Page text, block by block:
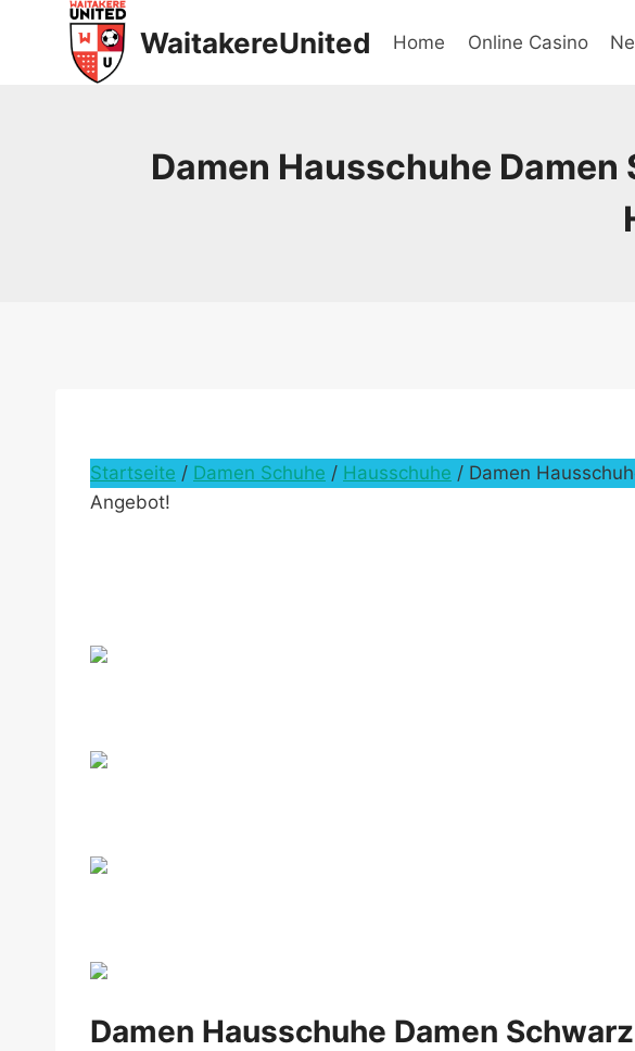
WaitakereUnited Home Online Casino
Damen Hausschuhe
Startseite / Damen Schuhe / Hausschuhe / Damen
Angebot!
Damen Hausschuhe Damen